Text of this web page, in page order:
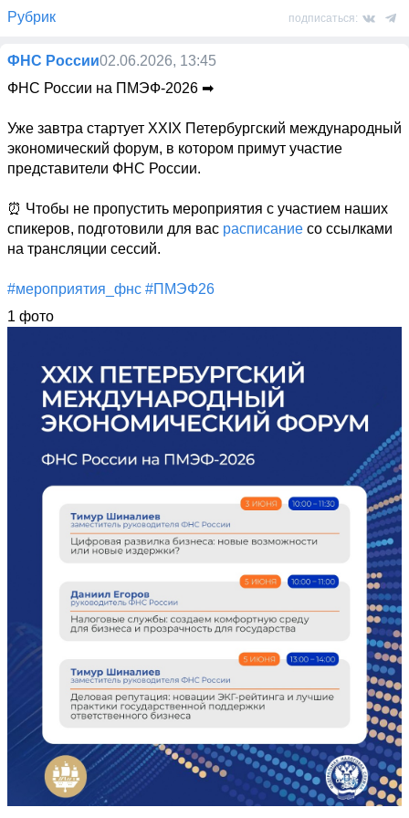
Рубрик подписаться:
ФНС России02.06.2026, 13:45
ФНС России на ПМЭФ-2026 ➡
Уже завтра стартует XXIX Петербургский международный
экономический форум, в котором примут участие
представители ФНС России.
⏰ Чтобы не пропустить мероприятия с участием наших
спикеров, подготовили для вас расписание со ссылками
на трансляции сессий.
#мероприятия_фнс #ПМЭФ26
1 фото